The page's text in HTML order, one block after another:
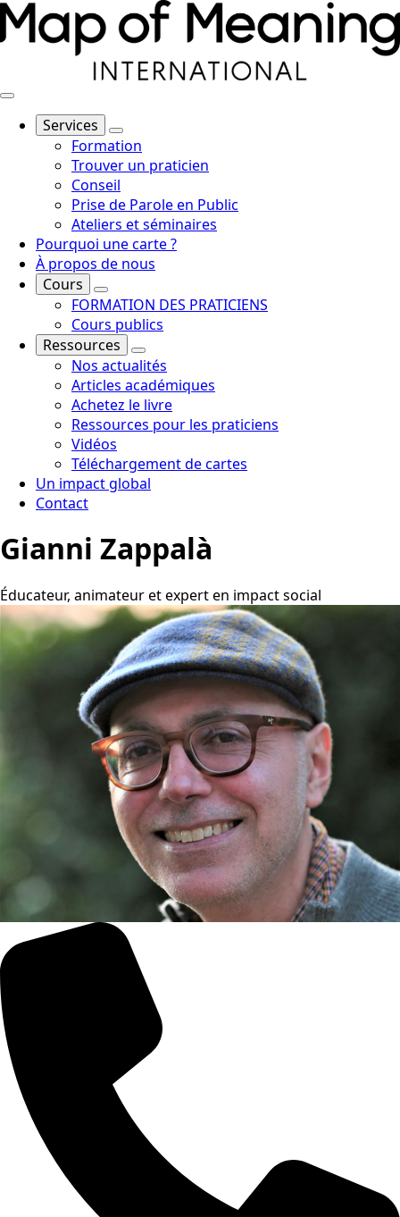
Services
Formation
Trouver un praticien
Conseil
Prise de Parole en Public
Ateliers et séminaires
Pourquoi une carte ?
À propos de nous
Cours
FORMATION DES PRATICIENS
Cours publics
Ressources
Nos actualités
Articles académiques
Achetez le livre
Ressources pour les praticiens
Vidéos
Téléchargement de cartes
Un impact global
Contact
Gianni Zappalà
Éducateur, animateur et expert en impact social